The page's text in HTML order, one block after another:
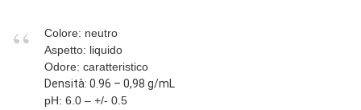
Colore: neutro
Aspetto: liquido
Odore: caratteristico
Densità: 0.96 – 0,98 g/mL
pH: 6.0 – +/- 0.5